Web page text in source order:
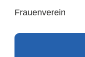
Frauenverein